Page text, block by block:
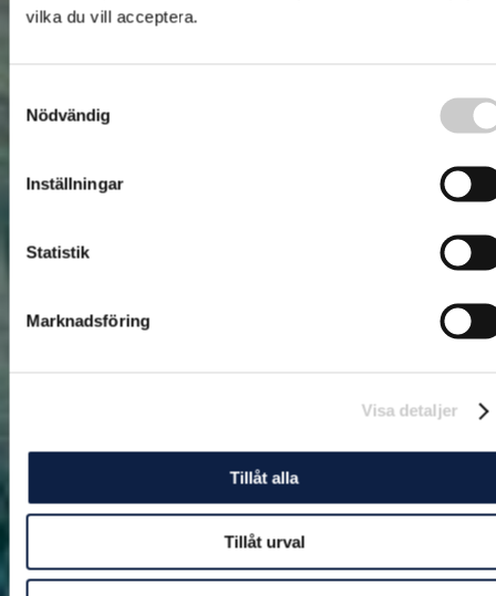
vilka du vill acceptera.
Nödvändig
Inställningar
Statistik
Marknadsföring
Visa detaljer
Tillåt alla
Tillåt urval